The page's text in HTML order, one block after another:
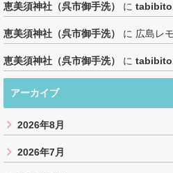
恵美須神社（呉市御手洗） に
恵美須神社（呉市御手洗） に 広島レ
恵美須神社（呉市御手洗） に
アーカイブ
2026年8月
2026年7月